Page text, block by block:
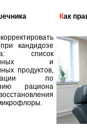
кандидозе
список
и
продуктов,
по
рациона
Как